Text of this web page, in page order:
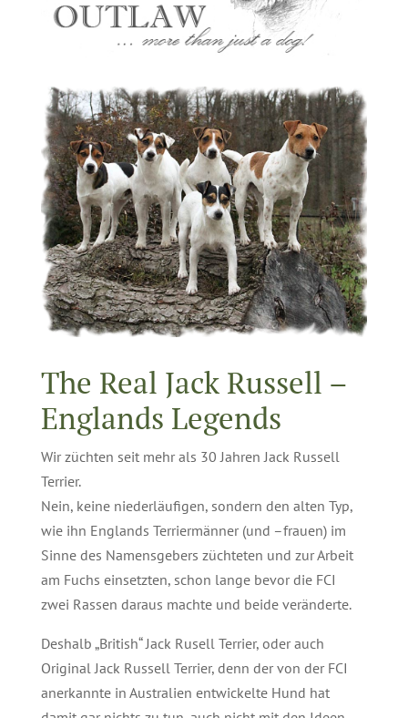
The Real Jack Russell –
Englands Legends
Wir züchten seit mehr als 30 Jahren Jack Russell
Terrier.
Nein, keine niederläufigen, sondern den alten Typ,
wie ihn Englands Terriermänner (und –frauen) im
Sinne des Namensgebers züchteten und zur Arbeit
am Fuchs einsetzten, schon lange bevor die FCI
zwei Rassen daraus machte und beide veränderte.
Deshalb „British“ Jack Rusell Terrier, oder auch
Original Jack Russell Terrier, denn der von der FCI
anerkannte in Australien entwickelte Hund hat